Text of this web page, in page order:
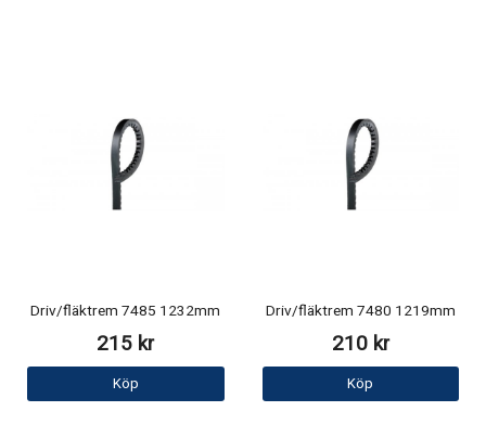
Driv/fläktrem 7485 1232mm
215 kr
Köp
Driv/fläktrem 7480 1219mm
210 kr
Köp